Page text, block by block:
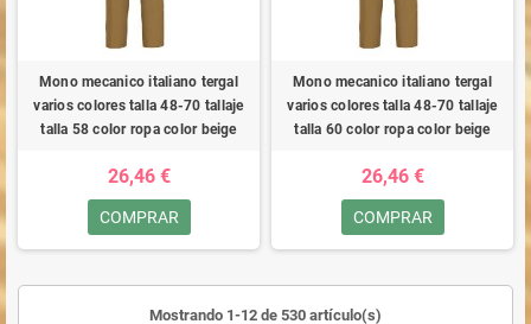
Mono mecanico italiano tergal
varios colores talla 48-70 tallaje
talla 58 color ropa color beige
26,46 €
COMPRAR
Mono mecanico italiano tergal
varios colores talla 48-70 tallaje
talla 60 color ropa color beige
26,46 €
COMPRAR
Mostrando 1-12 de 530 artículo(s)